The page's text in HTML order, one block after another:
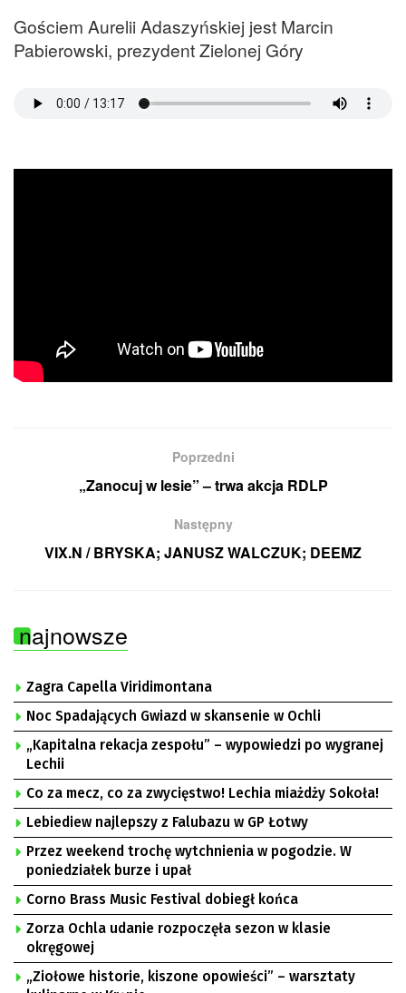
Gościem Aurelii Adaszyńskiej jest Marcin
Pabierowski, prezydent Zielonej Góry
Poprzedni
„Zanocuj w lesie” – trwa akcja RDLP
Następny
VIX.N / BRYSKA; JANUSZ WALCZUK; DEEMZ
najnowsze
Zagra Capella Viridimontana
Noc Spadających Gwiazd w skansenie w Ochli
„Kapitalna rekacja zespołu” – wypowiedzi po wygranej
Lechii
Co za mecz, co za zwycięstwo! Lechia miażdży Sokoła!
Lebiediew najlepszy z Falubazu w GP Łotwy
Przez weekend trochę wytchnienia w pogodzie. W
poniedziałek burze i upał
Corno Brass Music Festival dobiegł końca
Zorza Ochla udanie rozpoczęła sezon w klasie
okręgowej
„Ziołowe historie, kiszone opowieści” – warsztaty